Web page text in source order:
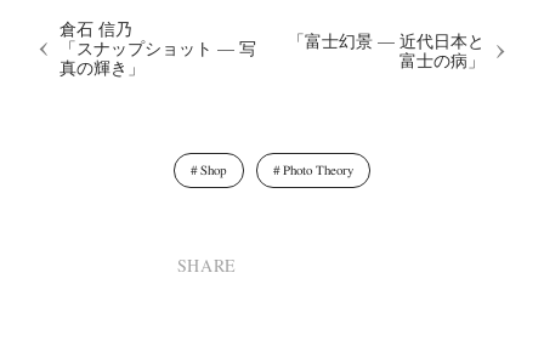
Members Workshop Documents
倉石 信乃
「スナップショット — 写
真の輝き」
「富士幻景 — 近代日本と
富士の病」
Shop Photo Theory
SHARE